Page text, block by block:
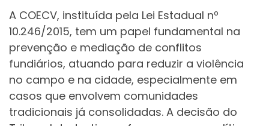
A COECV, instituída pela Lei Estadual nº
10.246/2015, tem um papel fundamental na
prevenção e mediação de conflitos
fundiários, atuando para reduzir a violência
no campo e na cidade, especialmente em
casos que envolvem comunidades
tradicionais já consolidadas. A decisão do